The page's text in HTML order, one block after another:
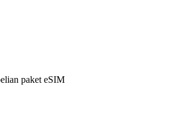
paket eSIM